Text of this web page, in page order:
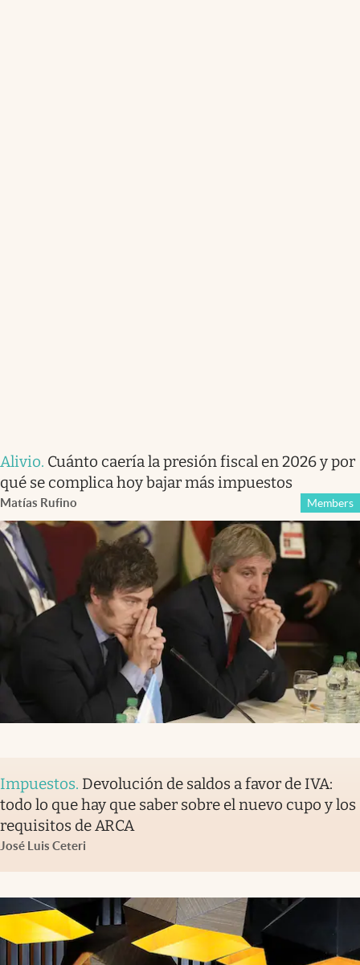
Alivio. Cuánto caería la presión fiscal en 2026 y por
qué se complica hoy bajar más impuestos
Matías Rufino Members
Impuestos. Devolución de saldos a favor de IVA:
todo lo que hay que saber sobre el nuevo cupo y los
requisitos de ARCA
José Luis Ceteri